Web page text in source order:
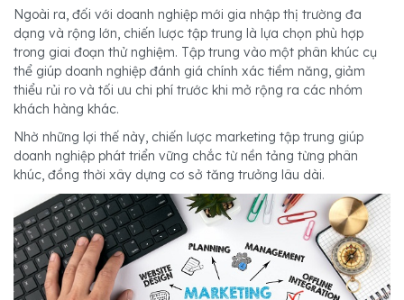
Ngoài ra, đối với doanh nghiệp mới gia nhập thị trường đa
dạng và rộng lớn, chiến lược tập trung là lựa chọn phù hợp
trong giai đoạn thử nghiệm. Tập trung vào một phân khúc cụ
thể giúp doanh nghiệp đánh giá chính xác tiềm năng, giảm
thiểu rủi ro và tối ưu chi phí trước khi mở rộng ra các nhóm
khách hàng khác.
Nhờ những lợi thế này, chiến lược marketing tập trung giúp
doanh nghiệp phát triển vững chắc từ nền tảng từng phân
khúc, đồng thời xây dựng cơ sở tăng trưởng lâu dài.